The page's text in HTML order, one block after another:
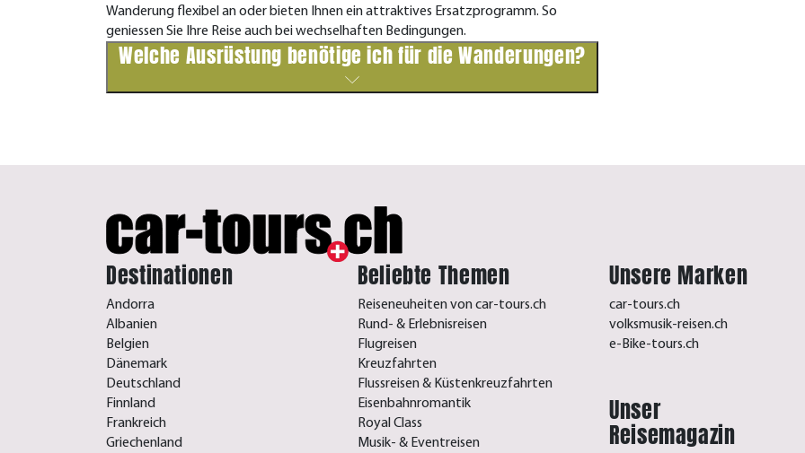
Wanderung flexibel an oder bieten Ihnen ein attraktives Ersatzprogramm. So
geniessen Sie Ihre Reise auch bei wechselhaften Bedingungen.
Welche Ausrüstung benötige ich für die Wanderungen?
Destinationen
Andorra
Albanien
Belgien
Dänemark
Deutschland
Finnland
Frankreich
Griechenland
Beliebte Themen
Reiseneuheiten von car-tours.ch
Rund- & Erlebnisreisen
Flugreisen
Kreuzfahrten
Flussreisen & Küstenkreuzfahrten
Eisenbahnromantik
Royal Class
Musik- & Eventreisen
Unsere Marken
car-tours.ch
volksmusik-reisen.ch
e-Bike-tours.ch
Unser
Reisemagazin